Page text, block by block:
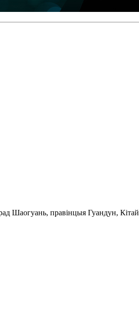
Шаогуань, правінцыя Гуандун, Кітай